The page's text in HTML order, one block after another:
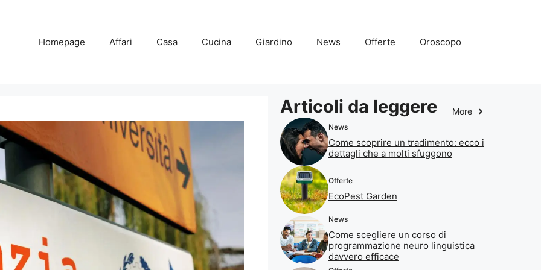
Homepage Affari Casa Cucina Giardino News Offerte Oroscopo
Articoli da leggere More
News
Come scoprire un tradimento: ecco i
dettagli che a molti sfuggono
Offerte
EcoPest Garden
News
Come scegliere un corso di
programmazione neuro linguistica
davvero efficace